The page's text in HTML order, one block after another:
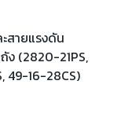
สายแรงดัน
ง (2820-21PS,
49-16-28CS)